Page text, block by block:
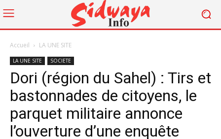
Accueil LA UNE SITE
LA UNE SITE SOCIETE
Dori (région du Sahel) : Tirs et
bastonnades de citoyens, le
parquet militaire annonce
l’ouverture d’une enquête